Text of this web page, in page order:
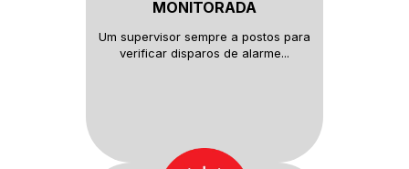
MONITORADA
Um supervisor sempre a postos para
verificar disparos de alarme...